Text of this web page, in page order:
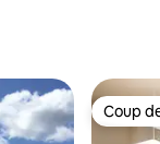
Coup
Coup